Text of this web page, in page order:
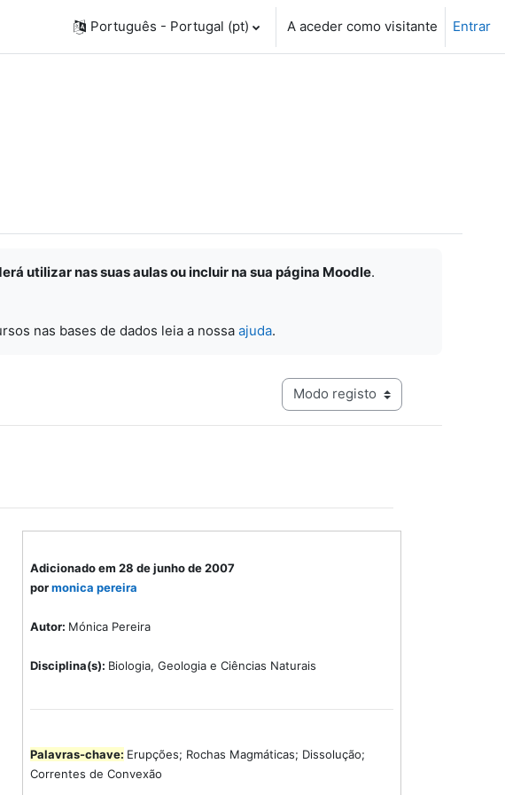
Português - Portugal ‎(pt)‎ A aceder como visitante Entrar
utilizar nas suas aulas ou incluir na sua página Moodle.
nas bases de dados leia a nossa ajuda.
Navegação terciária do modo de visualização
Adicionado em 28 de junho de 2007
pormonica pereira
Autor: Mónica Pereira
Disciplina(s): Biologia, Geologia e Ciências Naturais
Palavras-chave: Erupções; Rochas Magmáticas; Dissolução;
Correntes de Convexão